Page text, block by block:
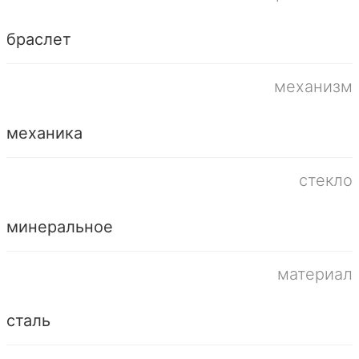
браслет
механизм
механика
стекло
минеральное
материал
сталь